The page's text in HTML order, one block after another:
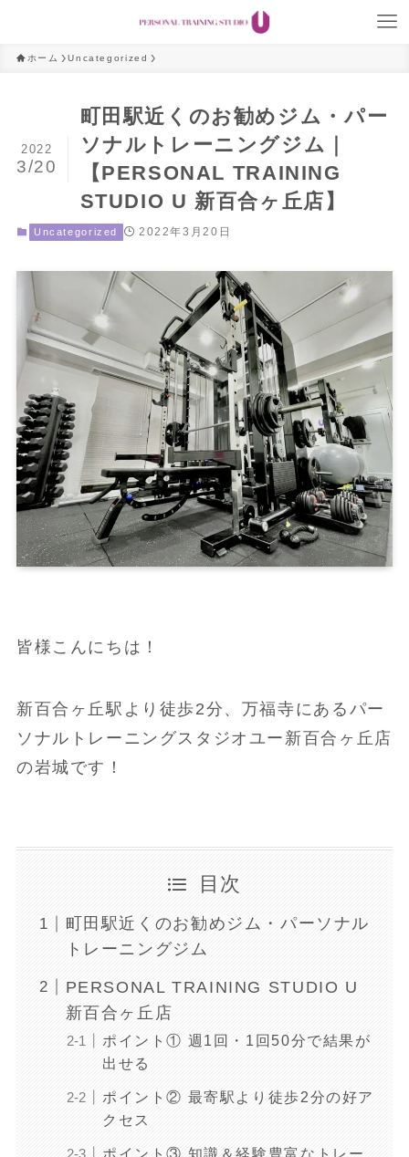
ホーム Uncategorized
町田駅近くのお勧めジム・パー
ソナルトレーニングジム｜
【PERSONAL TRAINING
STUDIO U 新百合ヶ丘店】
2022
3/20
Uncategorized 2022年3月20日
皆様こんにちは！
新百合ヶ丘駅より徒歩2分、万福寺にあるパー
ソナルトレーニングスタジオユー新百合ヶ丘店
の岩城です！
目次
町田駅近くのお勧めジム・パーソナル
トレーニングジム
PERSONAL TRAINING STUDIO U
新百合ヶ丘店
ポイント① 週1回・1回50分で結果が
出せる
ポイント② 最寄駅より徒歩2分の好ア
クセス
ポイント③ 知識＆経験豊富なトレー